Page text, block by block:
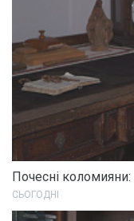
Почесні
СЬОГОДНІ